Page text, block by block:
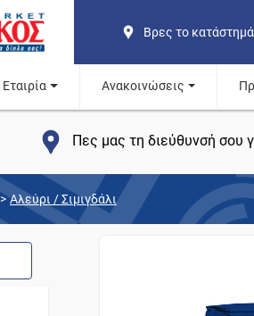
Βρες το
Εταιρία Ανακοινώσεις
Πες μας τη διεύθυνσή σου
> Αλεύρι / Σιμιγδάλι